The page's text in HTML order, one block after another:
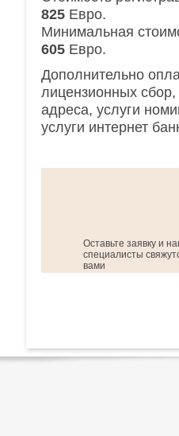
825 Евро.
Минимальная
605 Евро.
Дополнительно
лицензионных
адреса, услуги
услуги интернет
Оставьте заявку и
специалисты
вами